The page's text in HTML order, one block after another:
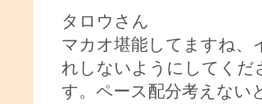
タロウさん
マカオ堪能してますね、
れしないようにしてくだ
す。ペース配分考えない